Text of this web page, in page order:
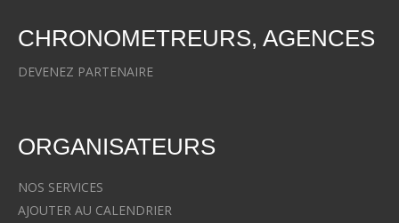
CHRONOMETREURS, AGENCES
DEVENEZ PARTENAIRE
ORGANISATEURS
NOS SERVICES
AJOUTER AU CALENDRIER